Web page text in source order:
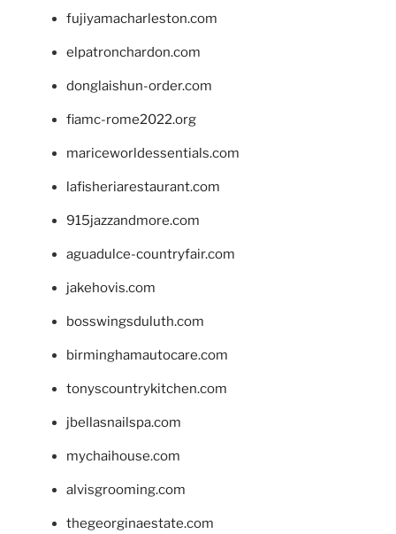
fujiyamacharleston.com
elpatronchardon.com
donglaishun-order.com
fiamc-rome2022.org
mariceworldessentials.com
lafisheriarestaurant.com
915jazzandmore.com
aguadulce-countryfair.com
jakehovis.com
bosswingsduluth.com
birminghamautocare.com
tonyscountrykitchen.com
jbellasnailspa.com
mychaihouse.com
alvisgrooming.com
thegeorginaestate.com